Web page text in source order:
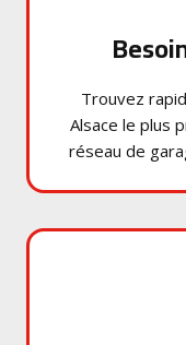
Trouvez
Alsace le plus
réseau de